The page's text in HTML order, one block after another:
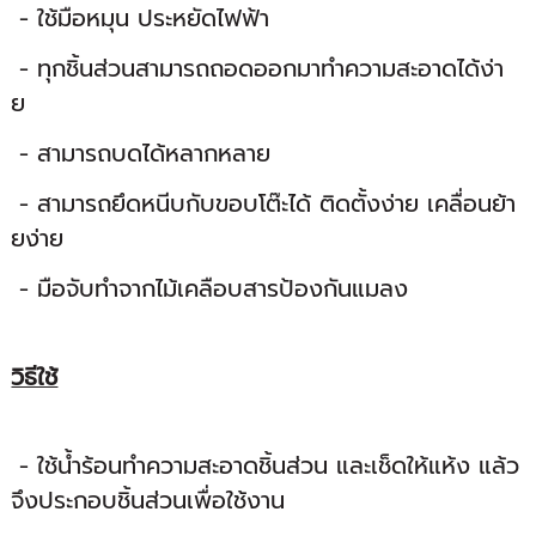
- ใช้มือหมุน ประหยัดไฟฟ้า
- ทุกชิ้นส่วนสามารถถอดออกมาทำความสะอาดได้ง่า
ย
- สามารถบดได้หลากหลาย
- สามารถยึดหนีบกับขอบโต๊ะได้ ติดตั้งง่าย เคลื่อนย้า
ยง่าย
- มือจับทำจากไม้เคลือบสารป้องกันแมลง
วิธีใช้
- ใช้น้ำร้อนทำความสะอาดชิ้นส่วน และเช็ดให้แห้ง แล้ว
จึงประกอบชิ้นส่วนเพื่อใช้งาน